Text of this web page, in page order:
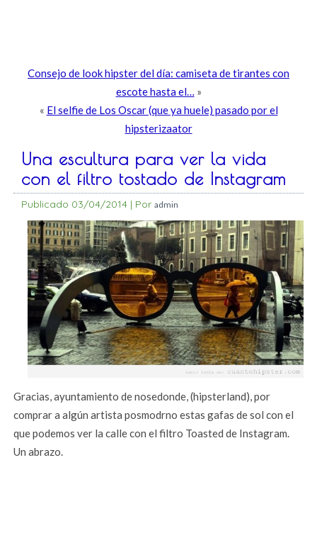
Consejo de look hipster del día: camiseta de tirantes con
escote hasta el… »
« El selfie de Los Oscar (que ya huele) pasado por el
hipsterizaator
Una escultura para ver la vida
con el filtro tostado de Instagram
Publicado 03/04/2014 | Por admin
Gracias, ayuntamiento de nosedonde, (hipsterland), por
comprar a algún artista posmodrno estas gafas de sol con el
que podemos ver la calle con el filtro Toasted de Instagram.
Un abrazo.